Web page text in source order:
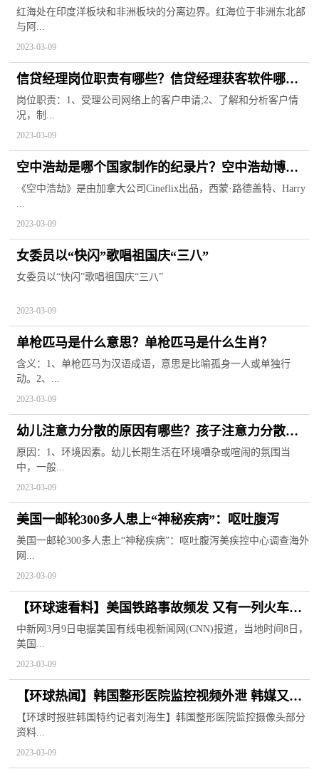
么颜色的？
红海处在印度洋板块和非洲板块的分离边界。红海位于非洲东北部
与阿...
2023-03-09
信贷经理岗位职责有哪些？信贷经理获客软件哪个
好用？
岗位职责：1、受理公司网络上的客户申请;2、了解和分析客户情
况，制...
2023-03-09
空中浩劫是哪个国家制作的纪录片？空中浩劫博南
是哪一集？
《空中浩劫》是由加拿大公司Cineflix出品，西蒙·路德盖特、Harry
...
2023-03-09
女委员以“快闪”歌唱祖国庆“三八”
女委员以“快闪”歌唱祖国庆“三八”
2023-03-09
单枪匹马是什么意思？单枪匹马是什么生肖？
含义：1、单枪匹马为汉语成语，意思是比喻孤身一人或单独行
动。2、...
2023-03-09
幼儿注意力分散的原因有哪些？孩子注意力分散怎
么解决？
原因：1、环境因素。幼儿长期生活在环境嘈杂或喧闹的氛围当
中，一般...
2023-03-09
美国一邮轮300多人患上“神秘疾病”：呕吐腹泻
美国一邮轮300多人患上“神秘疾病”：呕吐腹泻美疾控中心调查海外
网...
2023-03-09
【环球速看料】美国铁路事故频发 又有一列火车脱
轨起火致3人伤
中新网3月9日电据美国有线电视新闻网(CNN)报道，当地时间8日，
美国...
2023-03-09
【环球热闻】韩国整形医院监控视频外泄 韩媒又赖
上“中国摄像头”
【环球时报驻韩国特约记者刘海生】韩国整形医院监控摄像头部分
资料...
2023-03-09